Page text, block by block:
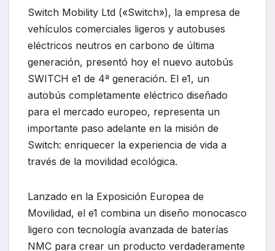
Switch Mobility Ltd («Switch»), la empresa de
vehículos comerciales ligeros y autobuses
eléctricos neutros en carbono de última
generación, presentó hoy el nuevo autobús
SWITCH e1 de 4ª generación. El e1, un
autobús completamente eléctrico diseñado
para el mercado europeo, representa un
importante paso adelante en la misión de
Switch: enriquecer la experiencia de vida a
través de la movilidad ecológica.
Lanzado en la Exposición Europea de
Movilidad, el e1 combina un diseño monocasco
ligero con tecnología avanzada de baterías
NMC para crear un producto verdaderamente